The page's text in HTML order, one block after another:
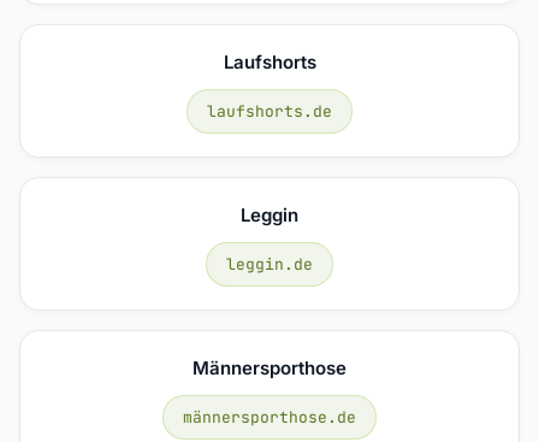
Laufshorts
laufshorts.de
Leggin
leggin.de
Männersporthose
männersporthose.de